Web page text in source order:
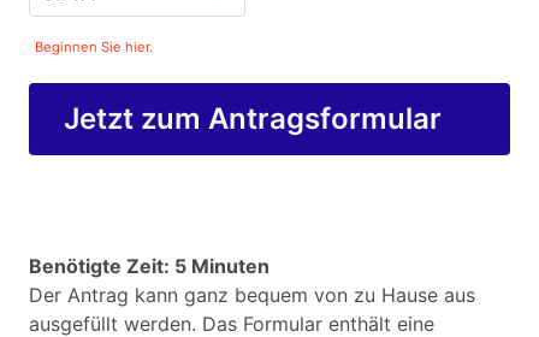
Beginnen Sie hier.
Jetzt zum Antragsformular
Benötigte Zeit: 5 Minuten
Der Antrag kann ganz bequem von zu Hause aus
ausgefüllt werden. Das Formular enthält eine